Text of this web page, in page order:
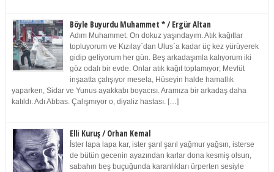
Böyle Buyurdu Muhammet * / Ergür Altan
Adım Muhammet. On dokuz yaşındayım. Atık kağıtlar
topluyorum ve Kızılay`dan Ulus`a kadar üç kez yürüyerek
gidip geliyorum her gün. Beş arkadaşımla kalıyorum iki
göz odalı bir evde. Onlar atık kağıt toplamıyor; Mevlüt
inşaatta çalışıyor mesela, Hüseyin halde hamallık
yaparken, Sidar ve Yunus ayakkabı boyacısı. Aramıza bir arkadaş daha
katıldı. Adı Abbas. Çalışmıyor o, diyaliz hastası. […]
Elli Kuruş / Orhan Kemal
İster lapa lapa kar, ister şarıl şarıl yağmur yağsın, isterse
de bütün gecenin ayazından karlar dona kesmiş olsun,
sabahın beş buçuğunda karanlıkları ürperten sesiyle